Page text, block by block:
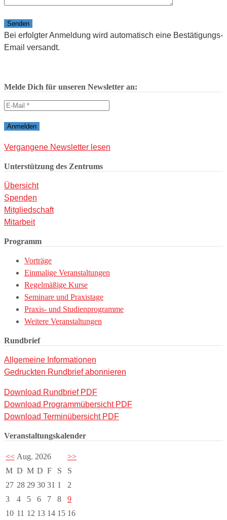
Bitte lasse dieses Feld leer.
Bei erfolgter Anmeldung wird automatisch eine Bestätigungs-
Email versandt.
Melde Dich für unseren Newsletter an:
Vergangene Newsletter lesen
Unterstützung des Zentrums
Übersicht
Spenden
Mitgliedschaft
Mitarbeit
Programm
Vorträge
Einmalige Veranstaltungen
Regelmäßige Kurse
Seminare und Praxistage
Praxis- und Studienprogramme
Weitere Veranstaltungen
Rundbrief
Allgemeine Informationen
Gedruckten Rundbrief abonnieren
Download Rundbrief PDF
Download Programmübersicht PDF
Download Terminübersicht PDF
Veranstaltungskalender
<< Aug. 2026
>>
M D M D F S
S
27 28 29 30 31 1
2
3
4 5 6 7 8
9
10 11 12 13 14 15 16